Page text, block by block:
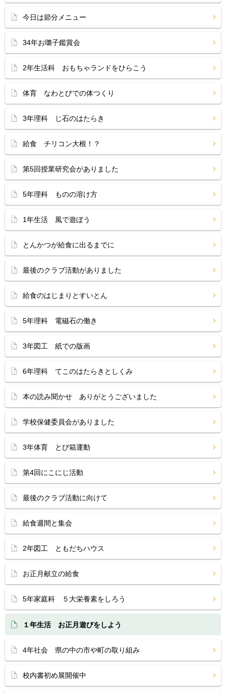
今日は節分メニュー
34年お囃子鑑賞会
2年生活科 おもちゃランドをひらこう
体育 なわとびでの体つくり
3年理科 じ石のはたらき
給食 チリコン大根！？
第5回授業研究会がありました
5年理科 ものの溶け方
1年生活 風で遊ぼう
とんかつが給食に出るまでに
最後のクラブ活動がありました
給食のはじまりとすいとん
5年理科 電磁石の働き
3年図工 紙での版画
6年理科 てこのはたらきとしくみ
本の読み聞かせ ありがとうございました
学校保健委員会がありました
3年体育 とび箱運動
第4回にこにじ活動
最後のクラブ活動に向けて
給食週間と集会
2年図工 ともだちハウス
お正月献立の給食
5年家庭科 ５大栄養素をしろう
１年生活 お正月遊びをしよう
4年社会 県の中の市や町の取り組み
校内書初め展開催中